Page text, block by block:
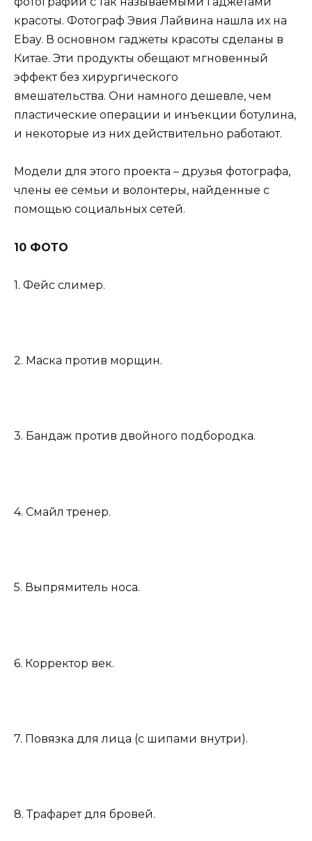
красоты. Фотограф Эвия Лайвина нашла их на
Ebay. В основном гаджеты красоты сделаны в
Китае. Эти продукты обещают мгновенный
эффект без хирургического
вмешательства. Они намного дешевле, чем
пластические операции и инъекции ботулина,
и некоторые из них действительно работают.
Модели для этого проекта – друзья фотографа,
члены ее семьи и волонтеры, найденные с
помощью социальных сетей.
10 ФОТО
1. Фейс слимер.
2. Маска против морщин.
3. Бандаж против двойного подбородка.
4. Смайл тренер.
5. Выпрямитель носа.
6. Корректор век.
7. Повязка для лица (с шипами внутри).
8. Трафарет для бровей.